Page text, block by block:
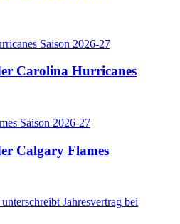
Carolina Hurricanes
Calgary Flames